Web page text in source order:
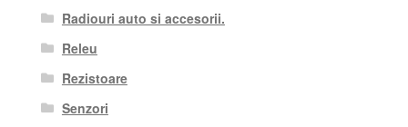
Radiouri auto si accesorii.
Releu
Rezistoare
Senzori